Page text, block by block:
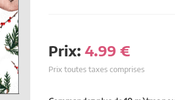
Prix: 4.99 €
Prix toutes taxes comprises